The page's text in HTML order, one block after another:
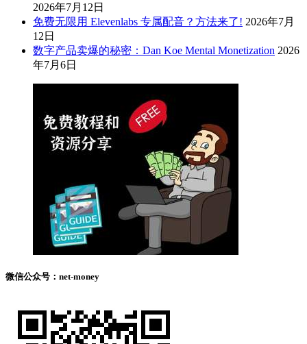
2026年7月12日
免费无限用 Elevenlabs 专属配音？方法来了! 2026年7月
12日
数字产品卖爆的秘密：Dan Koe Mental Monetization 2026
年7月6日
微信公众号：net-money